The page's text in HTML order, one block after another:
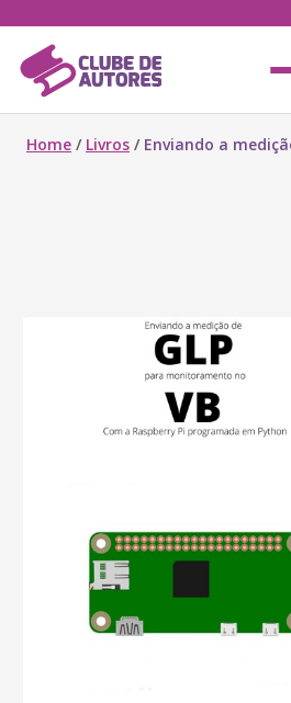
Home / Livros / Enviando a